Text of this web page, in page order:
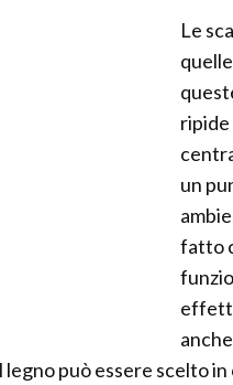
Le
ripide
un
fatto
può essere scelto